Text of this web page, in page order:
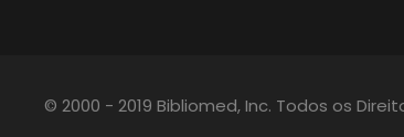
© 2000 - 2019 Bibliomed, Inc. Todos os